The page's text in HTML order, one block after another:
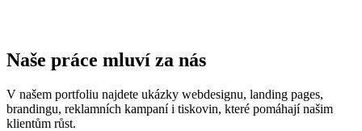
Naše práce mluví za nás
V našem portfoliu najdete ukázky webdesignu, landing pages,
brandingu, reklamních kampaní i tiskovin, které pomáhají našim
klientům růst.